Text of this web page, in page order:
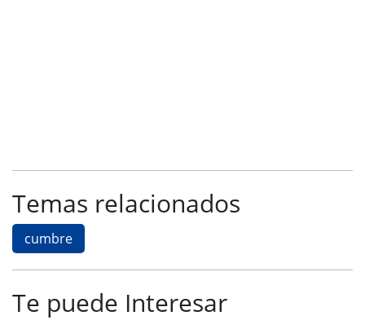
Temas relacionados
cumbre
Te puede Interesar